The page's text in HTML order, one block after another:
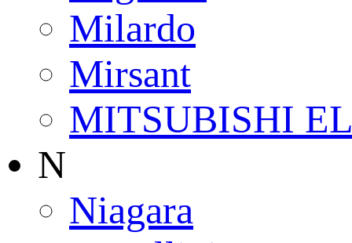
Milardo
Mirsant
MITSUBISHI
N
Niagara